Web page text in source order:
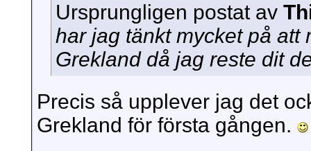
Ursprungligen postat av
har jag tänkt mycket på att
Grekland då jag reste dit
Precis så upplever jag det
Grekland för första gången.